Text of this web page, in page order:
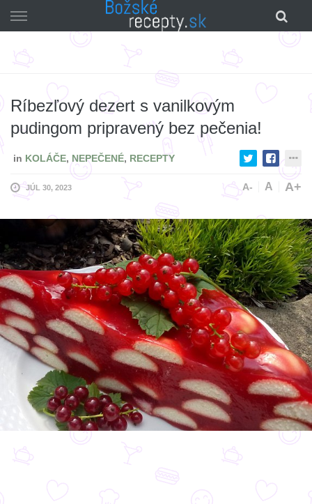
to
Ríbezľový dezert s vanilkovým
pudingom pripravený bez pečenia!
in KOLÁČE, NEPEČENÉ, RECEPTY
JÚL 30, 2023 A- A A+